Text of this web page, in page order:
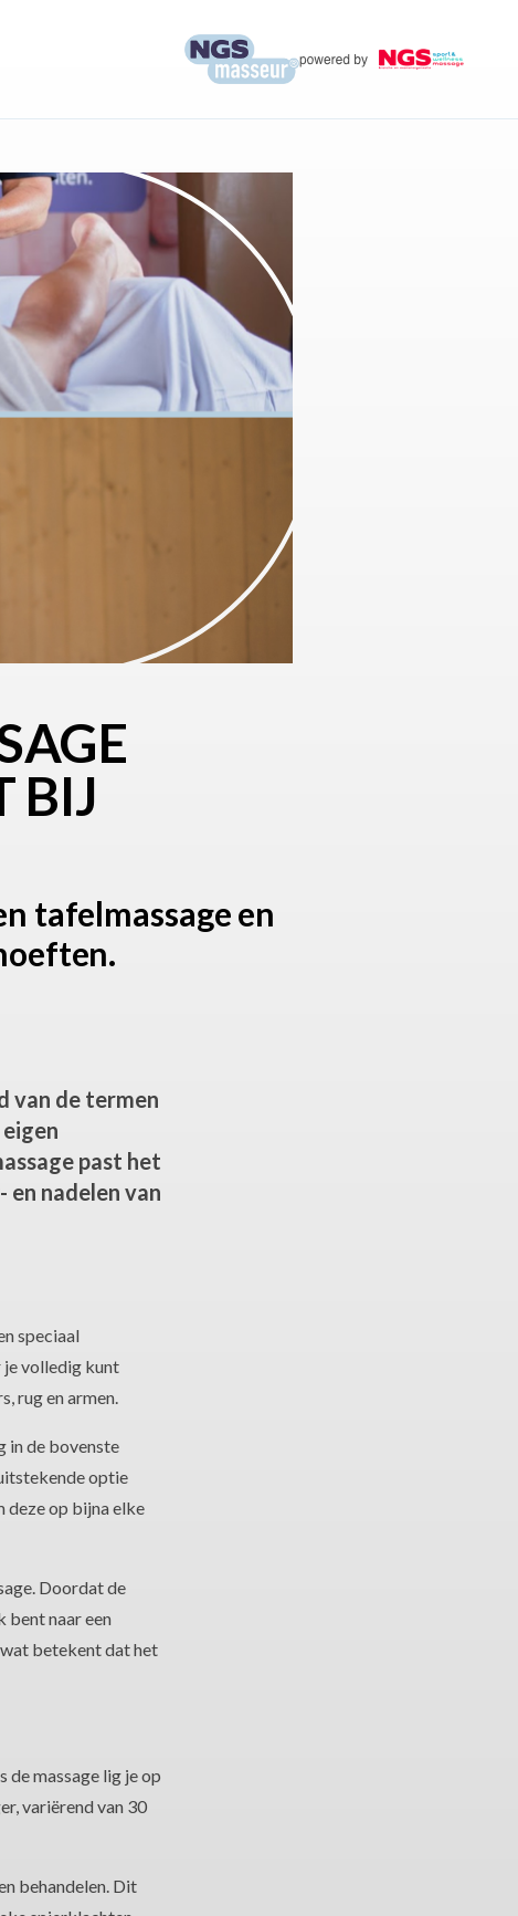
BIJ
tafelmassage en
van de termen
past het
nadelen van
speciaal
je volledig kunt
rug en armen.
in de bovenste
optie
deze op bijna elke
Doordat de
bent naar een
betekent dat het
de massage lig je op
variërend van 30
behandelen. Dit